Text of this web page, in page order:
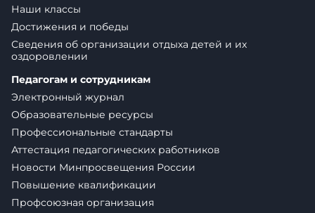
Наши классы
Достижения и победы
Сведения об организации отдыха детей и их
оздоровлении
Педагогам и сотрудникам
Электронный журнал
Образовательные ресурсы
Профессиональные стандарты
Аттестация педагогических работников
Новости Минпросвещения России
Повышение квалификации
Профсоюзная организация